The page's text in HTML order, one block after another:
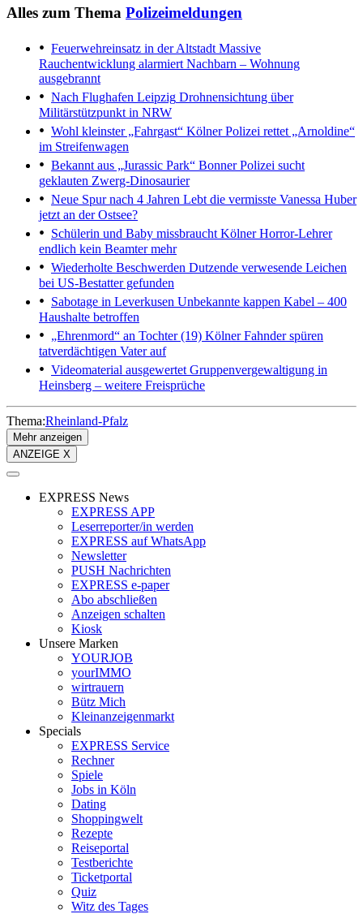
Alles zum Thema Polizeimeldungen
Feuerwehreinsatz in der Altstadt Massive
Rauchentwicklung alarmiert Nachbarn – Wohnung
ausgebrannt
Nach Flughafen Leipzig Drohnensichtung über
Militärstützpunkt in NRW
Wohl kleinster „Fahrgast“ Kölner Polizei rettet „Arnoldine“
im Streifenwagen
Bekannt aus „Jurassic Park“ Bonner Polizei sucht
geklauten Zwerg-Dinosaurier
Neue Spur nach 4 Jahren Lebt die vermisste Vanessa Huber
jetzt an der Ostsee?
Schülerin und Baby missbraucht Kölner Horror-Lehrer
endlich kein Beamter mehr
Wiederholte Beschwerden Dutzende verwesende Leichen
bei US-Bestatter gefunden
Sabotage in Leverkusen Unbekannte kappen Kabel – 400
Haushalte betroffen
„Ehrenmord“ an Tochter (19) Kölner Fahnder spüren
tatverdächtigen Vater auf
Videomaterial ausgewertet Gruppenvergewaltigung in
Heinsberg – weitere Freisprüche
Thema:Rheinland-Pfalz
Mehr anzeigen
ANZEIGE X
EXPRESS News
EXPRESS APP
Leserreporter/in werden
EXPRESS auf WhatsApp
Newsletter
PUSH Nachrichten
EXPRESS e-paper
Abo abschließen
Anzeigen schalten
Kiosk
Unsere Marken
YOURJOB
yourIMMO
wirtrauern
Bütz Mich
Kleinanzeigenmarkt
Specials
EXPRESS Service
Rechner
Spiele
Jobs in Köln
Dating
Shoppingwelt
Rezepte
Reiseportal
Testberichte
Ticketportal
Quiz
Witz des Tages